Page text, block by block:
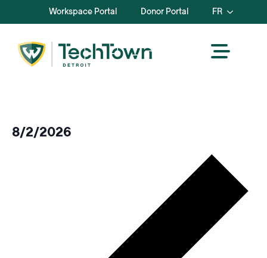
Workspace Portal Donor Portal FR
8/2/2026